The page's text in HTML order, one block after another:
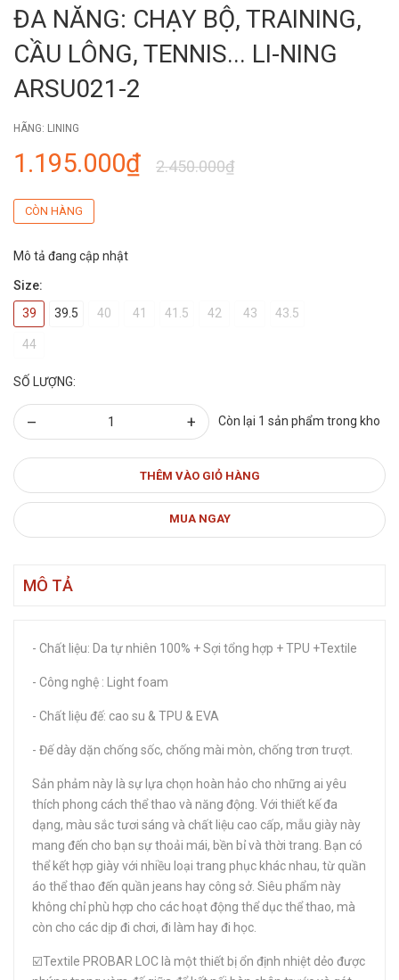
ĐA NĂNG: CHẠY BỘ, TRAINING,
CẦU LÔNG, TENNIS... LI-NING
ARSU021-2
HÃNG: LINING
1.195.000₫ 2.450.000₫
CÒN HÀNG
Mô tả đang cập nhật
Size:
39
39.5 40 41 41.5 42 43 43.5
44
SỐ LƯỢNG:
– + Còn lại 1 sản phẩm trong kho
THÊM VÀO GIỎ HÀNG
MUA NGAY
MÔ TẢ
- Chất liệu: Da tự nhiên 100% + Sợi tổng hợp + TPU +Textile
- Công nghệ : Light foam
- Chất liệu đế: cao su & TPU & EVA
- Đế dày dặn chống sốc, chống mài mòn, chống trơn trượt.
Sản phảm này là sự lựa chọn hoàn hảo cho những ai yêu
thích phong cách thể thao và năng động. Với thiết kế đa
dạng, màu sắc tươi sáng và chất liệu cao cấp, mẫu giày này
mang đến cho bạn sự thoải mái, bền bỉ và thời trang. Bạn có
thể kết hợp giày với nhiều loại trang phục khác nhau, từ quần
áo thể thao đến quần jeans hay công sở. Siêu phẩm này
không chỉ phù hợp cho các hoạt động thể dục thể thao, mà
còn cho các dịp đi chơi, đi làm hay đi học.
☑️Textile PROBAR LOC là một thiết bị ổn định nhiệt dẻo được